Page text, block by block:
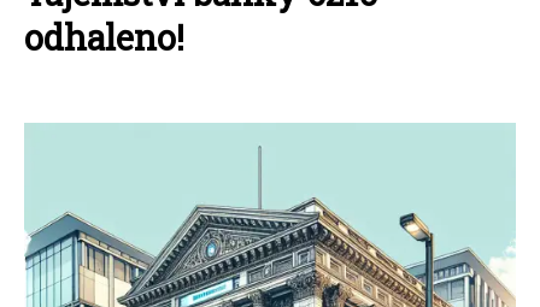
odhaleno!